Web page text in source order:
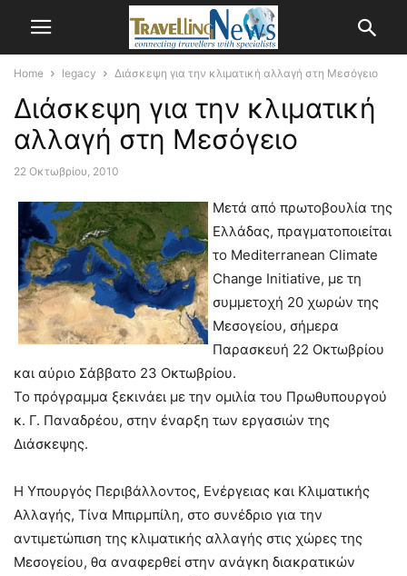
Home legacy Διάσκεψη για την κλιματική αλλαγή στη Μεσόγειο
Διάσκεψη για την κλιματική
αλλαγή στη Μεσόγειο
22 Οκτωβρίου, 2010
Μετά από πρωτοβουλία της
Ελλάδας, πραγματοποιείται
το Mediterranean Climate
Change Initiative, με τη
συμμετοχή 20 χωρών της
Μεσογείου, σήμερα
Παρασκευή 22 Οκτωβρίου
και αύριο Σάββατο 23 Οκτωβρίου.
Το πρόγραμμα ξεκινάει με την ομιλία του Πρωθυπουργού
κ. Γ. Παναδρέου, στην έναρξη των εργασιών της
Διάσκεψης.
Η Υπουργός Περιβάλλοντος, Ενέργειας και Κλιματικής
Αλλαγής, Τίνα Μπιρμπίλη, στο συνέδριο για την
αντιμετώπιση της κλιματικής αλλαγής στις χώρες της
Μεσογείου, θα αναφερθεί στην ανάγκη διακρατικών